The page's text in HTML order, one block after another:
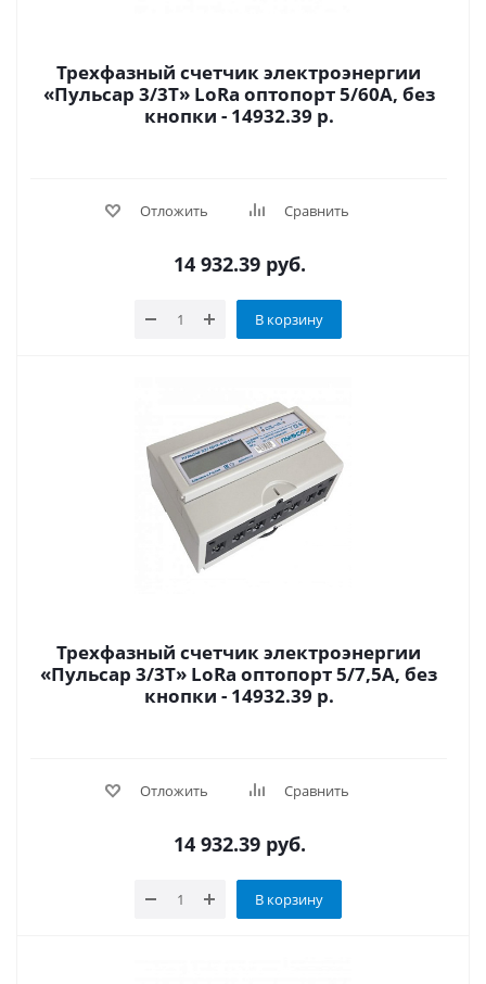
Трехфазный счетчик электроэнергии
«Пульсар 3/3Т» LoRa оптопорт 5/60А, без
кнопки - 14932.39 р.
Отложить Сравнить
14 932.39руб.
В корзину
Трехфазный счетчик электроэнергии
«Пульсар 3/3Т» LoRa оптопорт 5/7,5А, без
кнопки - 14932.39 р.
Отложить Сравнить
14 932.39руб.
В корзину